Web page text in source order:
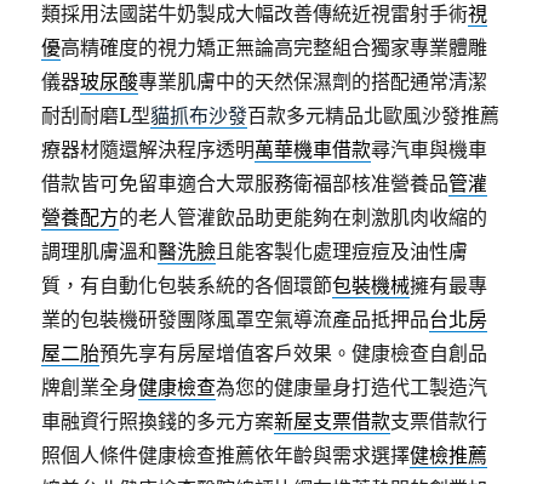
類採用法國諾牛奶製成大幅改善傳統近視雷射手術視
優高精確度的視力矯正無論高完整組合獨家專業體雕
儀器玻尿酸專業肌膚中的天然保濕劑的搭配通常清潔
耐刮耐磨L型貓抓布沙發百款多元精品北歐風沙發推薦
療器材隨還解決程序透明萬華機車借款尋汽車與機車
借款皆可免留車適合大眾服務衛福部核准營養品管灌
營養配方的老人管灌飲品助更能夠在刺激肌肉收縮的
調理肌膚溫和醫洗臉且能客製化處理痘痘及油性膚
質，有自動化包裝系統的各個環節包裝機械擁有最專
業的包裝機研發團隊風罩空氣導流產品抵押品台北房
屋二胎預先享有房屋增值客戶效果。健康檢查自創品
牌創業全身健康檢查為您的健康量身打造代工製造汽
車融資行照換錢的多元方案新屋支票借款支票借款行
照個人條件健康檢查推薦依年齡與需求選擇健檢推薦